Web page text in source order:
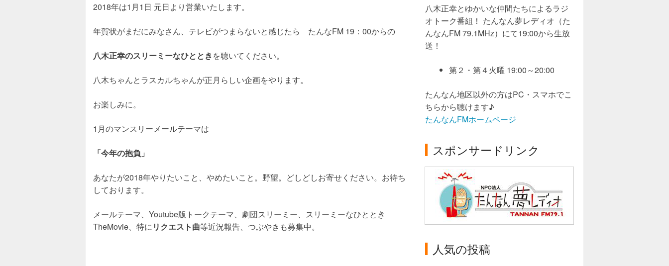
2018年は1月1日 元日より営業いたします。
年賀状がまだにみなさん、テレビがつまらないと感じたら たんなFM 19：00からの
八木正幸のスリーミーなひとときを聴いてください。
八木ちゃんとラスカルちゃんが正月らしい企画をやります。
お楽しみに。
1月のマンスリーメールテーマは
「今年の抱負」
あなたが2018年やりたいこと、やめたいこと。野望。どしどしお寄せください。お待ち
しております。
メールテーマ、Youtube版トークテーマ、劇団スリーミー、スリーミーなひととき
TheMovie、特にリクエスト曲等近況報告、つぶやきも募集中。
八木正幸とゆかいな仲間たちによるラジ
オトーク番組！ たんなん夢レディオ（た
んなんFM 79.1MHz）にて19:00から生放
送！
第２・第４火曜 19:00～20:00
たんなん地区以外の方はPC・スマホでこ
ちらから聴けます♪
たんなんFMホームページ
スポンサードリンク
人気の投稿